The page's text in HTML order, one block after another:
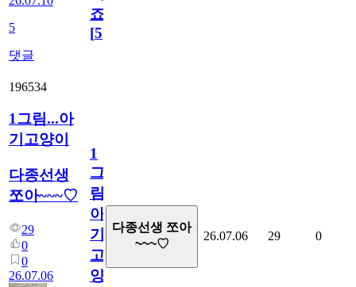
5
댓글
죠.?
[5]
196534
1그림...아
기고양이
다종선생
쪼아~~~♡
29
0
0
26.07.06
1
그
림...
아
기
고
양
다종선생 쪼아
~~~♡
26.07.06 29 0